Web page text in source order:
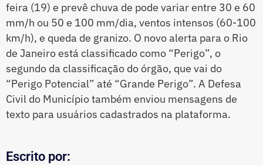
feira (19) e prevê chuva de pode variar entre 30 e 60
mm/h ou 50 e 100 mm/dia, ventos intensos (60-100
km/h), e queda de granizo. O novo alerta para o Rio
de Janeiro está classificado como “Perigo”, o
segundo da classificação do órgão, que vai do
“Perigo Potencial” até “Grande Perigo”. A Defesa
Civil do Município também enviou mensagens de
texto para usuários cadastrados na plataforma.
Escrito por: